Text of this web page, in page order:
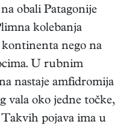
obali Patagonije
kolebanja
kontinenta nego na
U rubnim
nastaje amfidromija
vala oko jedne točke,
pojava ima u